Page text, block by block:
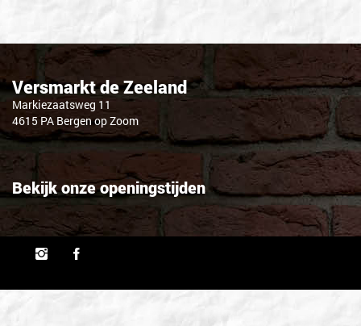
Versmarkt de Zeeland
Markiezaatsweg 11
4615 PA Bergen op Zoom
Bekijk onze openingstijden